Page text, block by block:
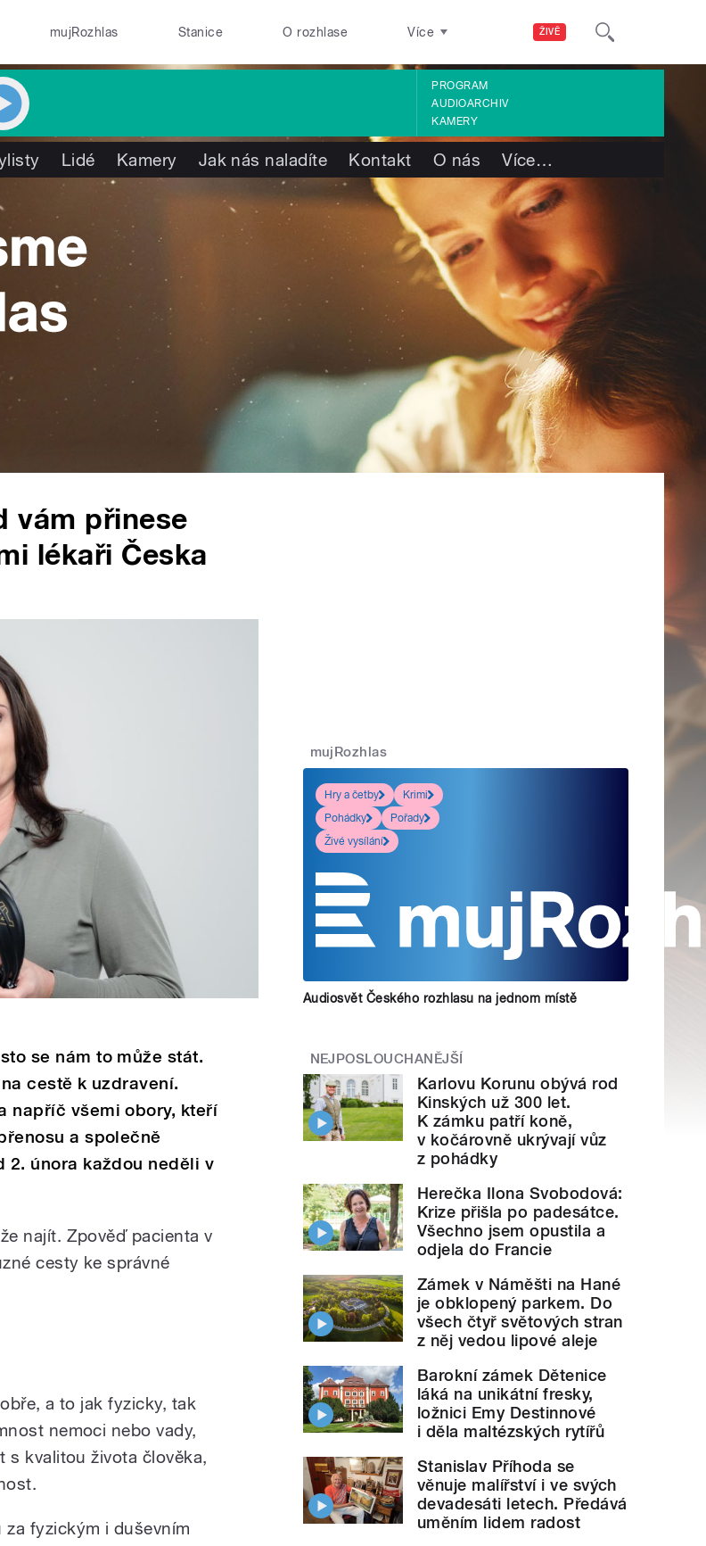
ŽIVĚ
mujRozhlas Stanice O rozhlase Více
PROGRAM
AUDIOARCHIV
KAMERY
Lidé Kamery Jak nás naladíte Kontakt O nás Více…
vám přinese
lékaři Česka
se nám to může stát.
cestě k uzdravení.
napříč všemi obory, kteří
a společně
2. února každou neděli v
najít. Zpověď pacienta v
cesty ke správné
a to jak fyzicky, tak
nemoci nebo vady,
s kvalitou života člověka,
fyzickým i duševním
mujRozhlas
Hry a četby
Krimi
Pohádky
Pořady
Živé vysílání
Audiosvět Českého rozhlasu na jednom místě
NEJPOSLOUCHANĚJŠÍ
Karlovu Korunu obývá rod
Kinských už 300 let.
K zámku patří koně,
v kočárovně ukrývají vůz
z pohádky
Herečka Ilona Svobodová:
Krize přišla po padesátce.
Všechno jsem opustila a
odjela do Francie
Zámek v Náměšti na Hané
je obklopený parkem. Do
všech čtyř světových stran
z něj vedou lipové aleje
Barokní zámek Dětenice
láká na unikátní fresky,
ložnici Emy Destinnové
i děla maltézských rytířů
Stanislav Příhoda se
věnuje malířství i ve svých
devadesáti letech. Předává
uměním lidem radost